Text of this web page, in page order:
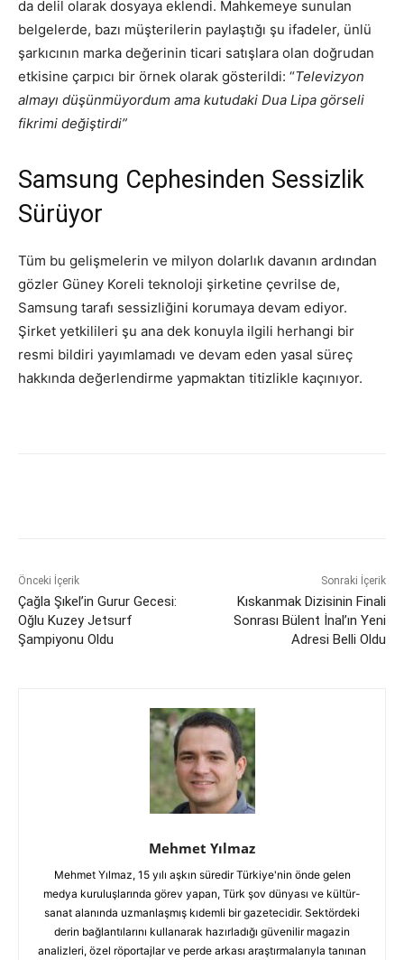
da delil olarak dosyaya eklendi. Mahkemeye sunulan
belgelerde, bazı müşterilerin paylaştığı şu ifadeler, ünlü
şarkıcının marka değerinin ticari satışlara olan doğrudan
etkisine çarpıcı bir örnek olarak gösterildi: “Televizyon
almayı düşünmüyordum ama kutudaki Dua Lipa görseli
fikrimi değiştirdi”
Samsung Cephesinden Sessizlik
Sürüyor
Tüm bu gelişmelerin ve milyon dolarlık davanın ardından
gözler Güney Koreli teknoloji şirketine çevrilse de,
Samsung tarafı sessizliğini korumaya devam ediyor.
Şirket yetkilileri şu ana dek konuyla ilgili herhangi bir
resmi bildiri yayımlamadı ve devam eden yasal süreç
hakkında değerlendirme yapmaktan titizlikle kaçınıyor.
Önceki İçerik
Çağla Şıkel’in Gurur Gecesi:
Oğlu Kuzey Jetsurf
Şampiyonu Oldu
Sonraki İçerik
Kıskanmak Dizisinin Finali
Sonrası Bülent İnal’ın Yeni
Adresi Belli Oldu
Mehmet Yılmaz
Mehmet Yılmaz, 15 yılı aşkın süredir Türkiye'nin önde gelen
medya kuruluşlarında görev yapan, Türk şov dünyası ve kültür-
sanat alanında uzmanlaşmış kıdemli bir gazetecidir. Sektördeki
derin bağlantılarını kullanarak hazırladığı güvenilir magazin
analizleri, özel röportajlar ve perde arkası araştırmalarıyla tanınan